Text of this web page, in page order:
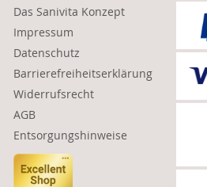
Das Sanivita Konzept
Impressum
Datenschutz
Barrierefreiheitserklärung
Widerrufsrecht
AGB
Entsorgungshinweise